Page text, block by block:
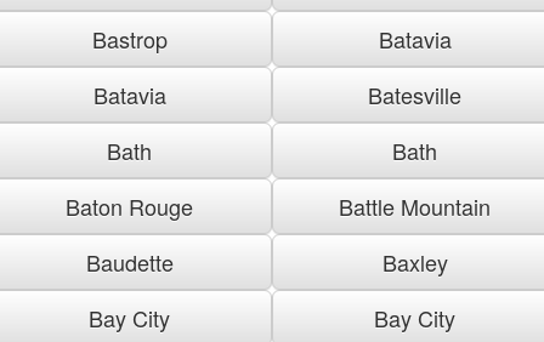
Bastrop
Batavia
Batavia
Batesville
Bath
Bath
Baton Rouge
Battle Mountain
Baudette
Baxley
Bay City
Bay City